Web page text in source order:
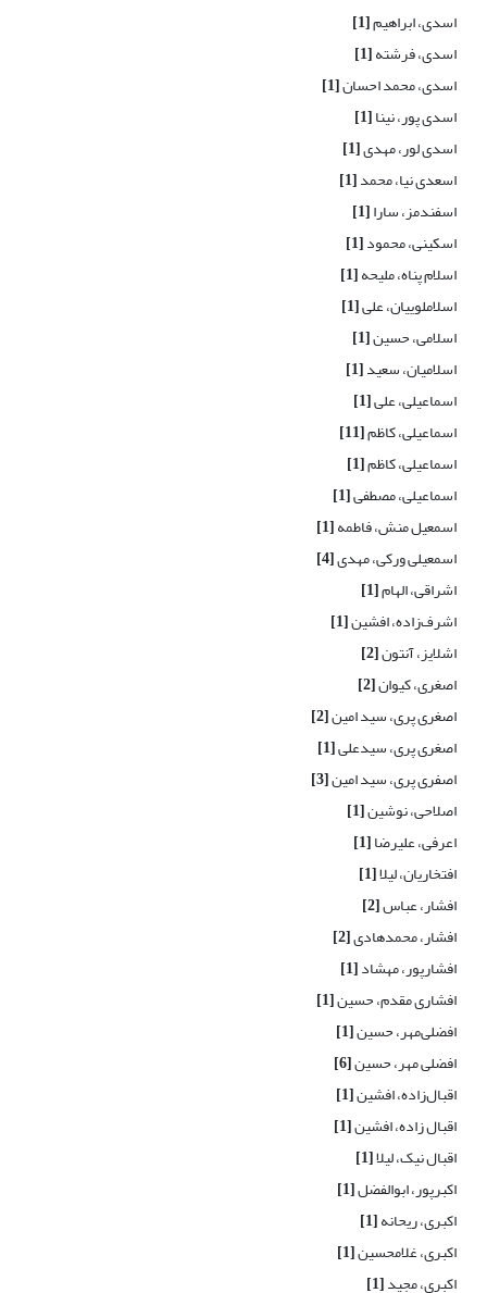
اسدی، ابراهیم[1]
اسدی، فرشته[1]
اسدی، محمد احسان[1]
اسدی پور، نینا[1]
اسدی لور، مهدی[1]
اسعدی نیا، محمد[1]
اسفندمز، سارا[1]
اسکینی، محمود[1]
اسلام پناه، ملیحه[1]
اسلاملوییان، علی[1]
اسلامی، حسین[1]
اسلامیان، سعید[1]
اسماعیلی، علی[1]
اسماعیلی، کاظم[11]
اسماعیلی، کاظم[1]
اسماعیلی، مصطفی[1]
اسمعیل منش، فاطمه[1]
اسمعیلی ورکی، مهدی[4]
اشراقی، الهام[1]
اشرف‌زاده، افشین[1]
اشلایز، آنتون[2]
اصغری، کیوان[2]
اصغری پری، سید امین[2]
اصغری پری، سیدعلی[1]
اصفری پری، سید امین[3]
اصلاحی، نوشین[1]
اعرفی، علیرضا[1]
افتخاریان، لیلا[1]
افشار، عباس[2]
افشار، محمدهادی[2]
افشارپور، مهشاد[1]
افشاری مقدم، حسین[1]
افضلی‌مهر، حسین[1]
افضلی مهر، حسین[6]
اقبال‌زاده، افشین[1]
اقبال زاده، افشین[1]
اقبال نیک، لیلا[1]
اکبرپور، ابوالفضل[1]
اکبری، ریحانه[1]
اکبری، غلامحسین[1]
اکبری، مجید[1]